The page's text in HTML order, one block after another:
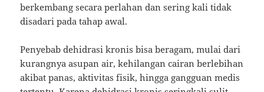
berkembang secara perlahan dan sering kali tidak
disadari pada tahap awal.
Penyebab dehidrasi kronis bisa beragam, mulai dari
kurangnya asupan air, kehilangan cairan berlebihan
akibat panas, aktivitas fisik, hingga gangguan medis